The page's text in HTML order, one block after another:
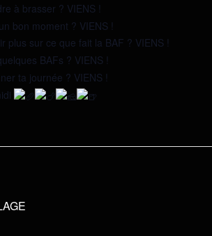
à brasser ? VIENS !
bon moment ? VIENS !
plus sur ce que fait la BAF ? VIENS !
BAFs ? VIENS !
ta journée ? VIENS !